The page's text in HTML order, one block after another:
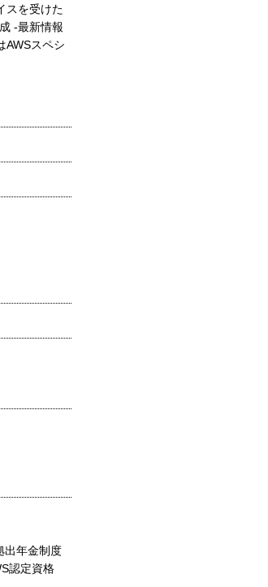
スを受けた
-最新情報
スペシ
出年金制度
認定資格